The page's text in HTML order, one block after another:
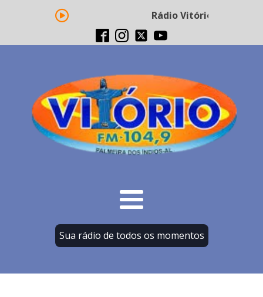
Rádio Vitório FM -
Sua rádio de todos os momentos